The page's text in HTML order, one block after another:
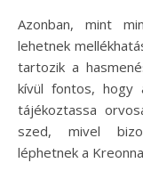
Azonban, mint
lehetnek
tartozik a
kívül fontos, hogy
tájékoztassa
szed, mivel
léphetnek a